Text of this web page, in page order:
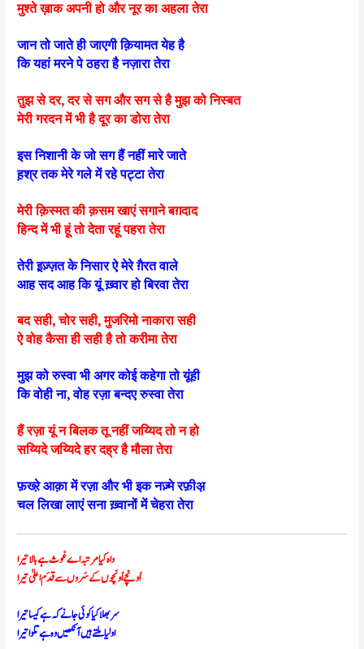
मुश्ते ख़ाक अपनी हो और नूर का अहला तेरा
जान तो जाते ही जाएगी क़ियामत येह है
कि यहां मरने पे ठहरा है नज़ारा तेरा
तुझ से दर, दर से सग और सग से है मुझ को निस्बत
मेरी गरदन में भी है दूर का डोरा तेरा
इस निशानी के जो सग हैं नहीं मारे जाते
ह़श्र तक मेरे गले में रहे पट्टा तेरा
मेरी क़िस्मत की क़सम खाएं सगाने बग़दाद
हिन्द में भी हूं तो देता रहूं पहरा तेरा
तेरी इ़ज़्ज़त के निसार ऐ मेरे ग़ैरत वाले
आह सद आह कि यूं ख़्वार हो बिरवा तेरा
बद सही, चोर सही, मुजरिमो नाकारा सही
ऐ वोह कैसा ही सही है तो करीमा तेरा
मुझ को रुस्वा भी अगर कोई कहेगा तो यूंही
कि वोही ना, वोह रज़ा बन्दए रुस्वा तेरा
हैं रज़ा यूं न बिलक तू नहीं जय्यिद तो न हो
सय्यिदे जय्यिदे हर दह्‌र है मौला तेरा
फ़ख्ऱे आक़ा में रज़ा और भी इक नज़्मे रफ़ीअ़
चल लिखा लाएं सना ख़्वानों में चेहरा तेरा
واہ کیا مرتبہ اے غوث ہے بالا تیرا
اُونچے اُونچوں کے سَروں سے قدَم اعلیٰ تیرا
سر بھلا کیا کوئی جانے کہ ہے کیسا تیرا
اولیا ملتے ہیں آنکھیں وہ ہے تلوا تیرا